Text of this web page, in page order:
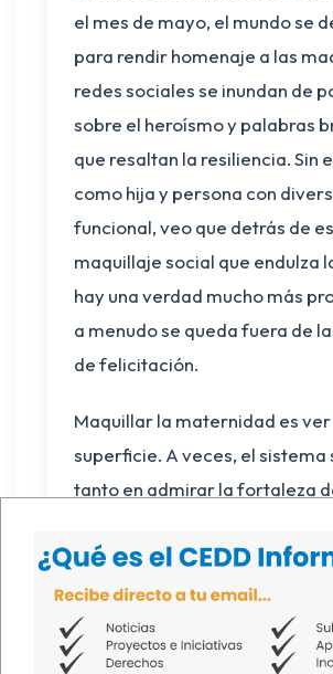
el mes de mayo, el mundo se
para rendir homenaje a las
redes sociales se inundan de
sobre el heroísmo y palabras
que resaltan la resiliencia. Sin
como hija y persona con
funcional, veo que detrás de
maquillaje social que endulza
hay una verdad mucho más
a menudo se queda fuera de
de felicitación.
Maquillar la maternidad es ver
superficie. A veces, el sistema
tanto en admirar la fortaleza
conocimiento. El verdadero
esta maternidad no es solo el
"guerrera" que todo lo puede,
la experta que conoce cada